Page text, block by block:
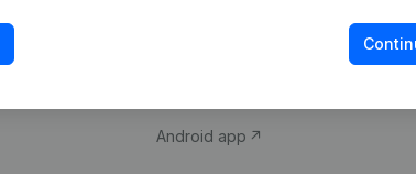
Android app